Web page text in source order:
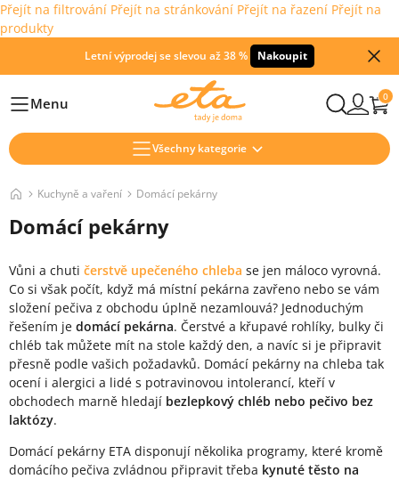
Přejít na filtrování Přejít na stránkování Přejít na řazení Přejít na
produkty
Letní výprodej se slevou až 38 % Nakoupit
HlavníMenu 0
Všechny kategorie
Kuchyně a vaření Domácí pekárny
Domácí pekárny
Vůni a chuti čerstvě upečeného chleba se jen máloco vyrovná.
Co si však počít, když má místní pekárna zavřeno nebo se vám
složení pečiva z obchodu úplně nezamlouvá? Jednoduchým
řešením je domácí pekárna. Čerstvé a křupavé rohlíky, bulky či
chléb tak můžete mít na stole každý den, a navíc si je připravit
přesně podle vašich požadavků. Domácí pekárny na chleba tak
ocení i alergici a lidé s potravinovou intolerancí, kteří v
obchodech marně hledají bezlepkový chléb nebo pečivo bez
laktózy.
Domácí pekárny ETA disponují několika programy, které kromě
domácího pečiva zvládnou připravit třeba kynuté těsto na